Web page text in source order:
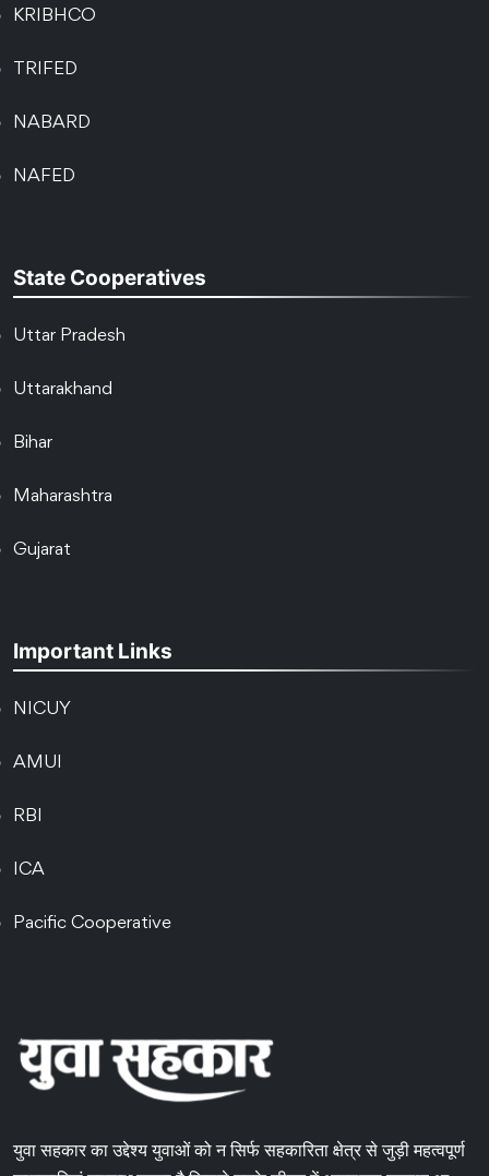
KRIBHCO
TRIFED
NABARD
NAFED
State Cooperatives
Uttar Pradesh
Uttarakhand
Bihar
Maharashtra
Gujarat
Important Links
NICUY
AMUI
RBI
ICA
Pacific Cooperative
युवा सहकार का उद्देश्य युवाओं को न सिर्फ सहकारिता क्षेत्र से जुड़ी महत्वपूर्ण